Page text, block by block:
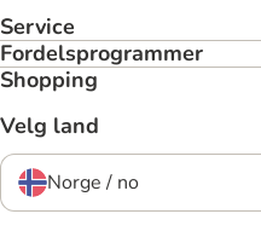
Service
Fordelsprogrammer
Shopping
Velg land
Norge / no